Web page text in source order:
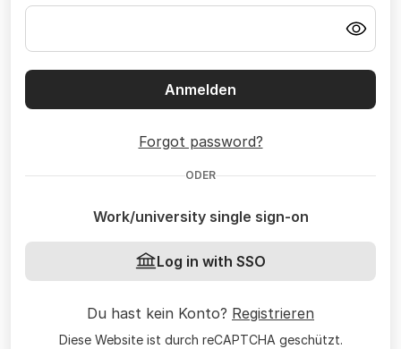
Anmelden
Forgot password?
ODER
Work/university single sign-on
Log in with SSO
Du hast kein Konto? Registrieren
Diese Website ist durch reCAPTCHA geschützt.